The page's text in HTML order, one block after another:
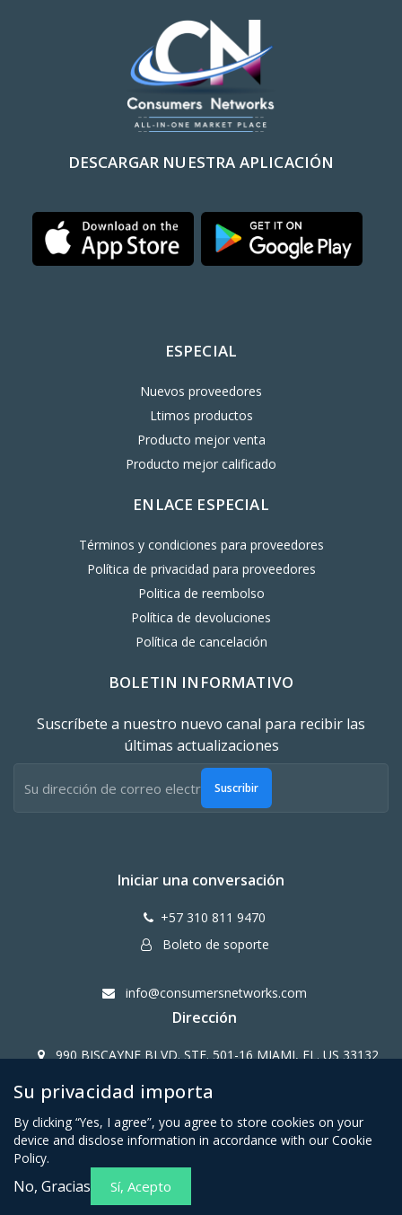
DESCARGAR NUESTRA APLICACIÓN
ESPECIAL
Nuevos proveedores
Ltimos productos
Producto mejor venta
Producto mejor calificado
ENLACE ESPECIAL
Términos y condiciones para proveedores
Política de privacidad para proveedores
Politica de reembolso
Política de devoluciones
Política de cancelación
BOLETIN INFORMATIVO
Suscríbete a nuestro nuevo canal para recibir las
últimas actualizaciones
Suscribir
Iniciar una conversación
+57 310 811 9470
Boleto de soporte
info@consumersnetworks.com
Dirección
990 BISCAYNE BLVD. STE. 501-16 MIAMI, FL. US 33132
Copy Right CONSUMERS NETWORK@2024
Términos y condiciones para
miembros afiliados
Su privacidad importa
By clicking “Yes, I agree”, you agree to store cookies on your
device and disclose information in accordance with our Cookie
Policy.
No, Gracias Sí, Acepto